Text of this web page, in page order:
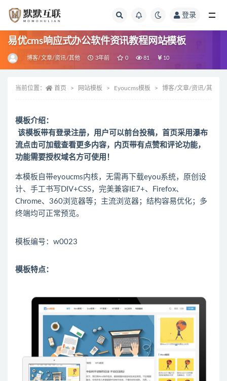
登录
易优cms响应式办公软件资讯教程网站模板
博客/文章/资讯/其他 3年前 0 81 10
当前位置： 首页 网站模板 Eyoucms模板 博客/文章/资讯/其他
模板介绍：
该模板带有登录注册，用户可以前台投稿，首页采用瀑布
流点击可加载查看更多内容，内页带有点赞和评论功能，
功能需要授权域名方可使用！
本模板自带eyoucms内核，无需再下载eyou系统，原创设
计、手工书写DIV+CSS，完美兼容IE7+、Firefox、
Chrome、360浏览器等；主流浏览器；结构容易优化；多
终端均可正常预览。
模板编号：w0023
模板特点：